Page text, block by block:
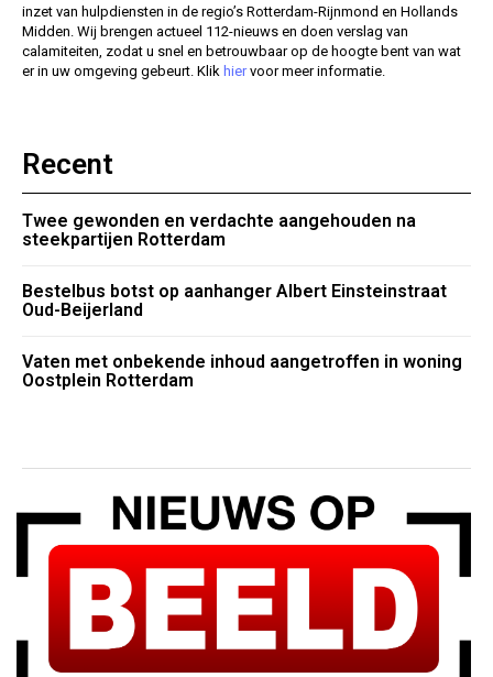
inzet van hulpdiensten in de regio’s Rotterdam-Rijnmond en Hollands
Midden. Wij brengen actueel 112-nieuws en doen verslag van
calamiteiten, zodat u snel en betrouwbaar op de hoogte bent van wat
er in uw omgeving gebeurt. Klik hiervoor meer informatie.
Recent
Twee gewonden en verdachte aangehouden na
steekpartijen Rotterdam
Bestelbus botst op aanhanger Albert Einsteinstraat
Oud-Beijerland
Vaten met onbekende inhoud aangetroffen in woning
Oostplein Rotterdam